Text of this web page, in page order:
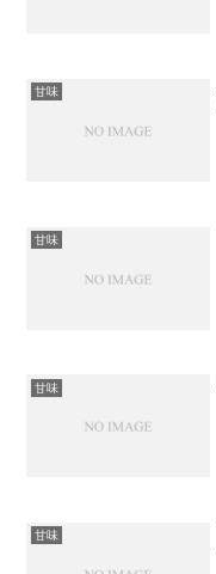
甘味
甘味
甘味
甘味